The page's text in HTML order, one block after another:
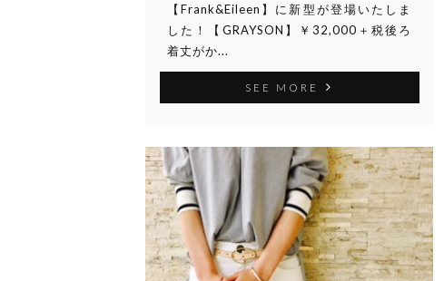
【Frank&Eileen】に新型が登場いたしま
した！【GRAYSON】￥32,000＋税後ろ
着丈がか...
SEE MORE